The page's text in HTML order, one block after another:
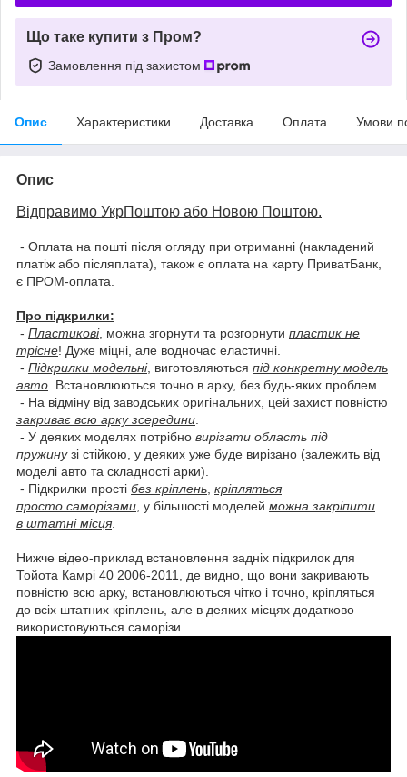
Що таке купити з Пром?
Замовлення під захистом
Опис Характеристики Доставка Оплата Умови
Опис
Відправимо УкрПоштою або Новою Поштою.
- Оплата на пошті після огляду при отриманні (накладений
платіж або післяплата), також є оплата на карту ПриватБанк,
є ПРОМ-оплата.
Про підкрилки:
- Пластикові, можна згорнути та розгорнути пластик не
трісне! Дуже міцні, але водночас еластичні.
- Підкрилки модельні, виготовляються під конкретну модель
авто . Встановлюються точно в арку, без будь-яких проблем.
- На відміну від заводських оригінальних, цей захист повністю
закриває всю арку зсередини
- У деяких моделях потрібно вирізати область під
пружинузі стійкою, у деяких уже буде вирізано (залежить від
моделі авто та складності арки).
- Підкрилки прості без кріплень кріпляться
просто саморізами , у більшості моделей можна закріпити
в штатні місця
Нижче відео-приклад встановлення задніх підкрилок для
Тойота Камрі 40 2006-2011, де видно, що вони закривають
повністю всю арку, встановлюються чітко і точно, кріпляться
до всіх штатних кріплень, але в деяких місцях додатково
використовуються саморізи.